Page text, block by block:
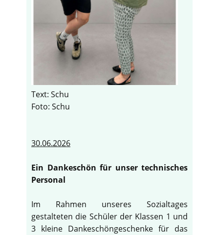
Text: Schu
Foto: Schu
30.06.2026
Ein Dankeschön für unser technisches
Personal
Im Rahmen unseres Sozialtages
gestalteten die Schüler der Klassen 1 und
3 kleine Dankeschöngeschenke für das